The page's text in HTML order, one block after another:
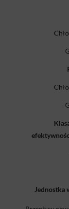
Jednostka